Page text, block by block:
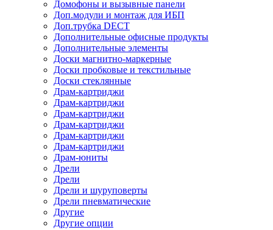
Домофоны и вызывные панели
Доп.модули и монтаж для ИБП
Доп.трубка DECT
Дополнительные офисные продукты
Дополнительные элементы
Доски магнитно-маркерные
Доски пробковые и текстильные
Доски стеклянные
Драм-картриджи
Драм-картриджи
Драм-картриджи
Драм-картриджи
Драм-картриджи
Драм-картриджи
Драм-юниты
Дрели
Дрели
Дрели и шуруповерты
Дрели пневматические
Другие
Другие опции